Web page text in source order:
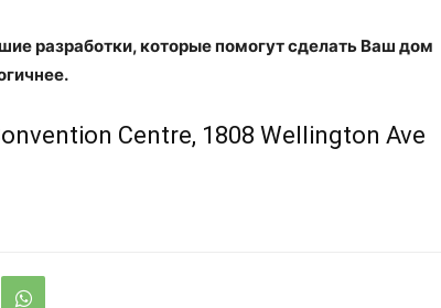
разработки, которые помогут сделать Ваш дом
Centre, 1808 Wellington Ave